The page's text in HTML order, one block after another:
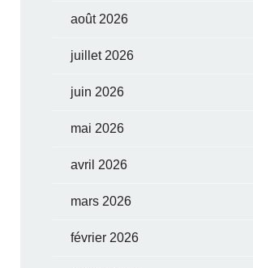
août 2026
juillet 2026
juin 2026
mai 2026
avril 2026
mars 2026
février 2026